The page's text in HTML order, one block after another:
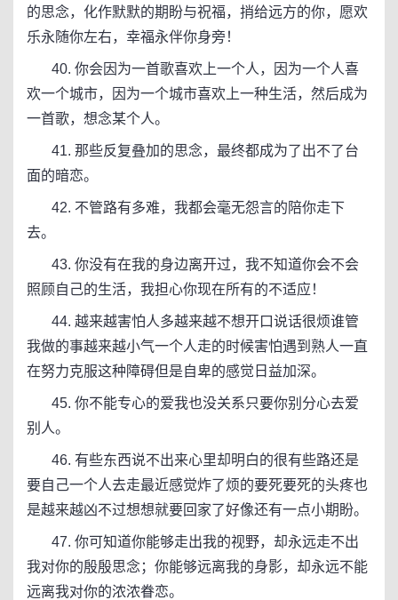
的思念，化作默默的期盼与祝福，捎给远方的你，愿欢
乐永随你左右，幸福永伴你身旁！
40. 你会因为一首歌喜欢上一个人，因为一个人喜
欢一个城市，因为一个城市喜欢上一种生活，然后成为
一首歌，想念某个人。
41. 那些反复叠加的思念，最终都成为了出不了台
面的暗恋。
42. 不管路有多难，我都会毫无怨言的陪你走下
去。
43. 你没有在我的身边离开过，我不知道你会不会
照顾自己的生活，我担心你现在所有的不适应！
44. 越来越害怕人多越来越不想开口说话很烦谁管
我做的事越来越小气一个人走的时候害怕遇到熟人一直
在努力克服这种障碍但是自卑的感觉日益加深​。
45. 你不能专心的爱我也没关系只要你别分心去爱
别人。
46. 有些东西说不出来心里却明白的很有些路还是
要自己一个人去走最近感觉炸了烦的要死要死的头疼也
是越来越凶不过想想就要回家了好像还有一点小期盼。
47. 你可知道你能够走出我的视野，却永远走不出
我对你的殷殷思念；你能够远离我的身影，却永远不能
远离我对你的浓浓眷恋。